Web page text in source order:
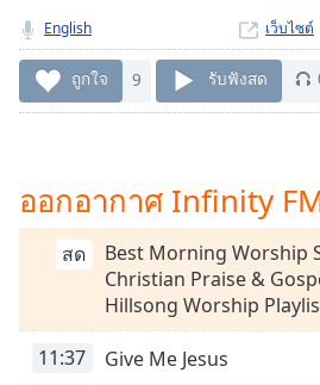
currently
behind
liveLIVE
Remaining
Time-
Rate
Chapters
English เว็บไซต์
ถูกใจ 9 รับฟังสด
ออกอากาศ Infinity
สด
Best Morning Worship
Christian Praise &
Hillsong Worship
11:37 Give Me Jesus